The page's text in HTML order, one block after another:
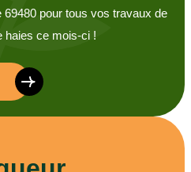
pour tous vos travaux de
haies ce mois-ci !